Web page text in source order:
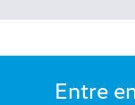
Entre